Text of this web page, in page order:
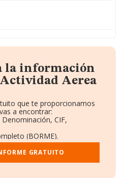
la información
Aerea
que te proporcionamos
a encontrar:
CIF,
(BORME).
Ventas y Empleados.
y Administradores.
GRATUITO